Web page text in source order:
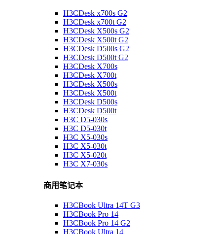
H3CDesk x700s G2
H3CDesk x700t G2
H3CDesk X500s G2
H3CDesk X500t G2
H3CDesk D500s G2
H3CDesk D500t G2
H3CDesk X700s
H3CDesk X700t
H3CDesk X500s
H3CDesk X500t
H3CDesk D500s
H3CDesk D500t
H3C D5-030s
H3C D5-030t
H3C X5-030s
H3C X5-030t
H3C X5-020t
H3C X7-030s
商用笔记本
H3CBook Ultra 14T G3
H3CBook Pro 14
H3CBook Pro 14 G2
H3CBook Ultra 14